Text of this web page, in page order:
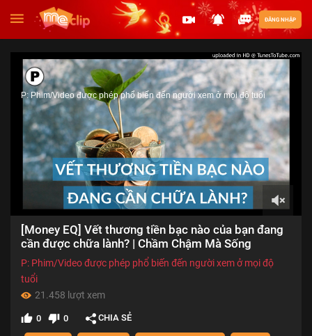
ĐĂNG NHẬP
27:00
P: Phim/Video được phép phổ biến đến người xem ở mọi độ tuổi
[Money EQ] Vết thương tiền bạc nào của bạn đang
cần được chữa lành? | Chầm Chậm Mà Sống
P: Phim/Video được phép phổ biến đến người xem ở mọi độ
tuổi
21.458 lượt xem
0 0 CHIA SẺ